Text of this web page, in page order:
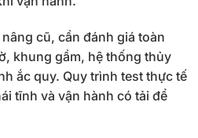
cũ, cần đánh giá toàn
khung gầm, hệ thống thủy
ắc quy. Quy trình test thực tế
tĩnh và vận hành có tải để